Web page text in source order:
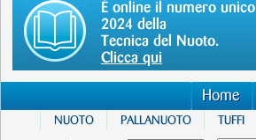
È online il numero unico
2024 della
Tecnica del Nuoto.
Clicca qui
Home
NUOTO PALLANUOTO TUFFI